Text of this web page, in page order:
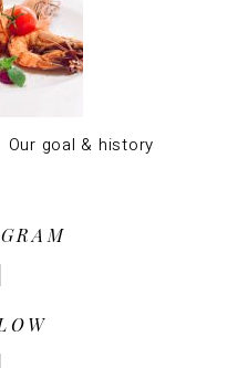
Our goal & history